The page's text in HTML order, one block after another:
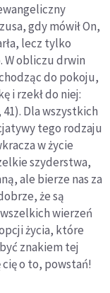
gdy mówił On,
lecz tylko
W obliczu drwin
do pokoju,
i rzekł do niej:
Dla wszystkich
tego rodzaju
w życie
szyderstwa,
ale bierze nas za
że są
wierzeń
życia, które
znakiem tej
o to, powstań!